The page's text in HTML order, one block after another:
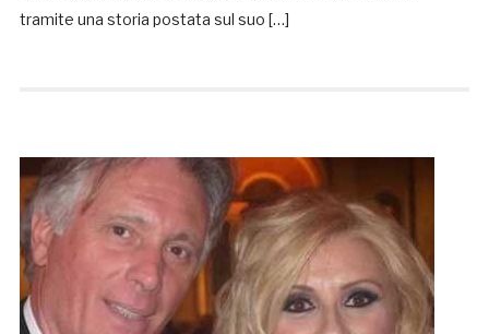
tramite una storia postata sul suo […]